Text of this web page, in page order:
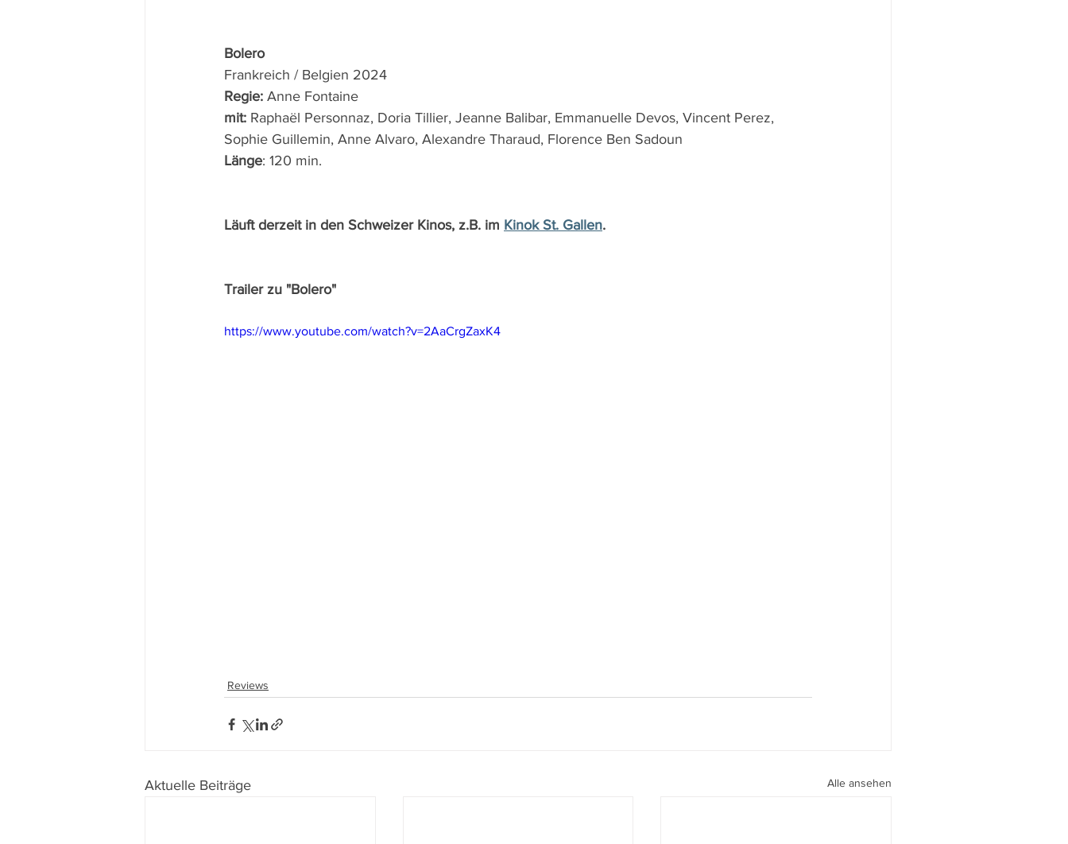
Bolero
Frankreich / Belgien 2024
Regie: Anne Fontaine
mit: Raphaël Personnaz, Doria Tillier, Jeanne Balibar, Emmanuelle Devos, Vincent Perez,
Sophie Guillemin, Anne Alvaro, Alexandre Tharaud, Florence Ben Sadoun
Länge: 120 min.
Läuft derzeit in den Schweizer Kinos, z.B. im Kinok St. Gallen.
Trailer zu "Bolero"
https://www.youtube.com/watch?v=2AaCrgZaxK4
Reviews
Aktuelle Beiträge Alle ansehen